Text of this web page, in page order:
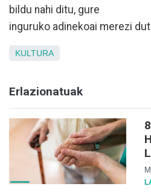
bildu nahi ditu, gure
inguruko adinekoai merezi
KULTURA
Erlazionatuak